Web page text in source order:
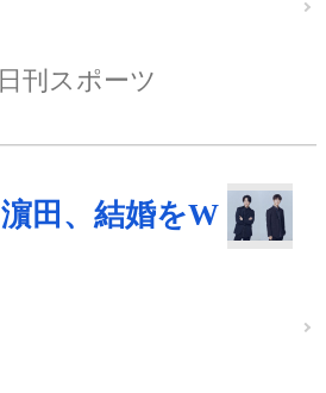
日刊スポーツ
田、結婚をW